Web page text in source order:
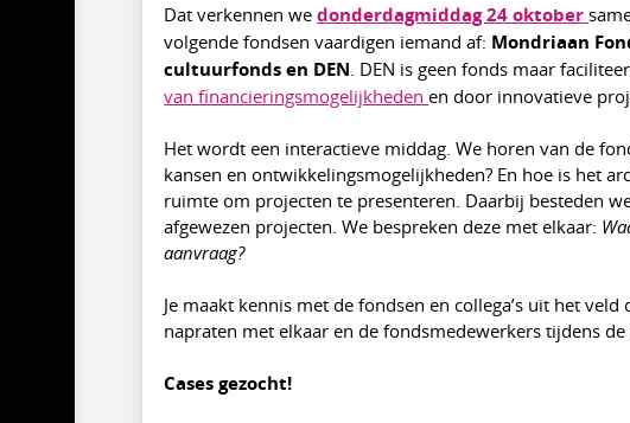
Dat verkennen wedonderdagmiddag 24 oktober
volgende fondsen vaardigen iemand af: Mondriaan
cultuurfonds en DEN. DEN is geen fonds maar
van financieringsmogelijkhedenen door innovatieve
Het wordt een interactieve middag. We horen van de
kansen en ontwikkelingsmogelijkheden? En hoe is het
ruimte om projecten te presenteren. Daarbij besteden
afgewezen projecten. We bespreken deze met elkaar:
aanvraag?
Je maakt kennis met de fondsen en collega’s uit het
napraten met elkaar en de fondsmedewerkers tijdens
Cases gezocht!